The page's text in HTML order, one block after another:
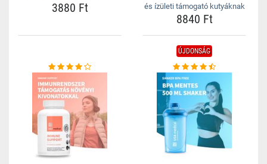
3880 Ft
és ízületi támogató kutyáknak
8840 Ft
ÚJDONSÁG